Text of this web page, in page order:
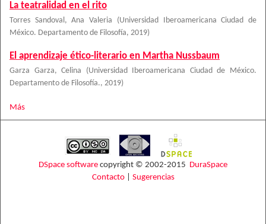
La teatralidad en el rito
Torres Sandoval, Ana Valeria (Universidad Iberoamericana Ciudad de
México. Departamento de Filosofía, 2019)
El aprendizaje ético-literario en Martha Nussbaum
Garza Garza, Celina (Universidad Iberoamericana Ciudad de México.
Departamento de Filosofía., 2019)
Más
DSpace software copyright © 2002-2015 DuraSpace
Contacto| Sugerencias